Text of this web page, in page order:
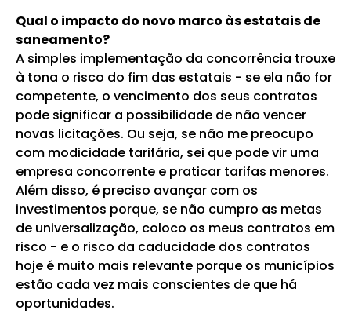
Qual o impacto do novo marco às estatais de
saneamento?
A simples implementação da concorrência trouxe
à tona o risco do fim das estatais - se ela não for
competente, o vencimento dos seus contratos
pode significar a possibilidade de não vencer
novas licitações. Ou seja, se não me preocupo
com modicidade tarifária, sei que pode vir uma
empresa concorrente e praticar tarifas menores.
Além disso, é preciso avançar com os
investimentos porque, se não cumpro as metas
de universalização, coloco os meus contratos em
risco - e o risco da caducidade dos contratos
hoje é muito mais relevante porque os municípios
estão cada vez mais conscientes de que há
oportunidades.